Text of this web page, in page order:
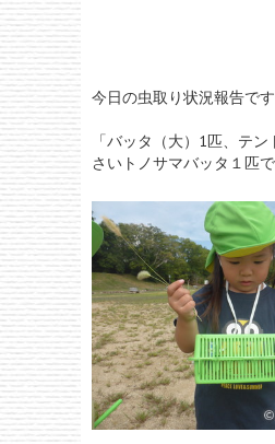
今日の虫取り状況報告です
「バッタ（大）1匹、テ
さいトノサマバッタ１匹で